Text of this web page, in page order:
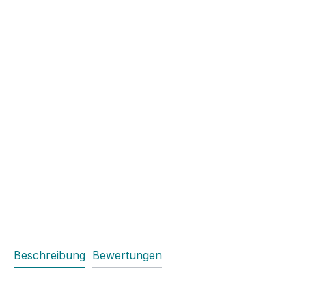
Beschreibung Bewertungen